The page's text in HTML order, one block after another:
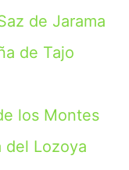
de Jarama
de Tajo
los Montes
del Lozoya